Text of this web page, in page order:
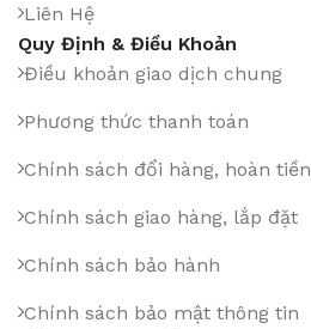
Liên Hệ
Quy Định & Điều Khoản
Điều khoản giao dịch chung
Phương thức thanh toán
Chính sách đổi hàng, hoàn tiền
Chính sách giao hàng, lắp đặt
Chính sách bảo hành
Chính sách bảo mật thông tin